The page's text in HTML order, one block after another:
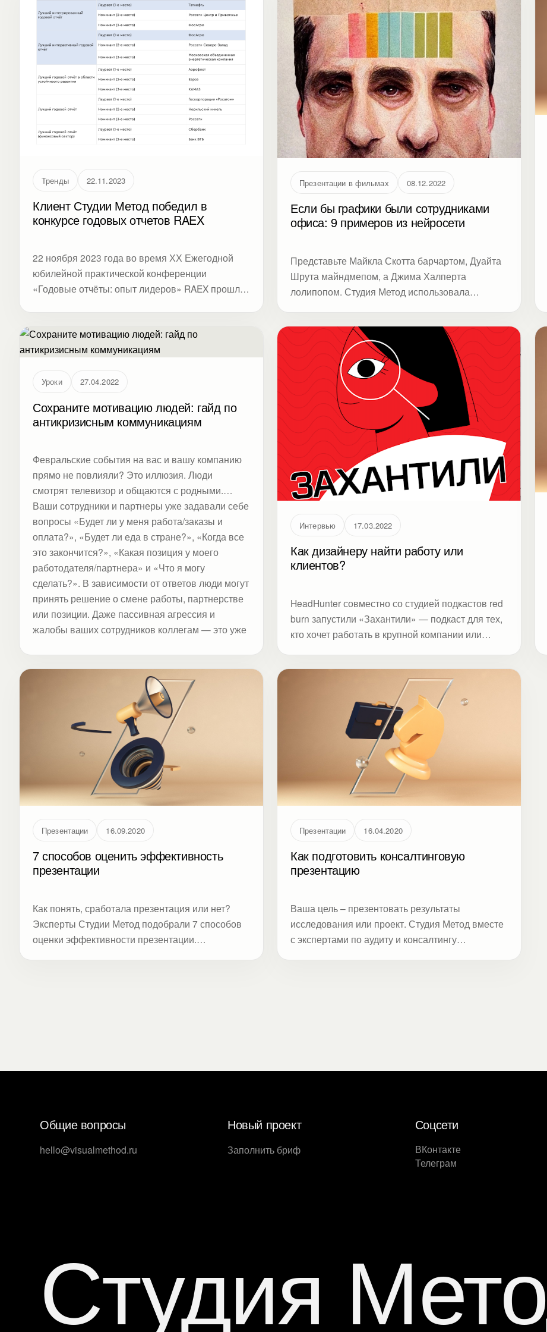
Тренды 22.11.2023
Клиент Студии Метод победил в
конкурсе годовых отчетов RAEX
22 ноября 2023 года во время ХХ Ежегодной
юбилейной практической конференции
«Годовые отчёты: опыт лидеров» RAEX прошла
2022 год».
Презентации в фильмах 08.12.2022
Если бы графики были сотрудниками
офиса: 9 примеров из нейросети
Представьте Майкла Скотта барчартом, Дуайта
Шрута майндмепом, а Джима Халперта
лолипопом. Студия Метод использовала
Уроки 27.04.2022
Сохраните мотивацию людей: гайд по
антикризисным коммуникациям
Февральские события на вас и вашу компанию
прямо не повлияли? Это иллюзия. Люди
смотрят телевизор и общаются с родными.
Ваши сотрудники и партнеры уже задавали себе
вопросы «Будет ли у меня работа/заказы и
оплата?», «Будет ли еда в стране?», «Когда все
это закончится?», «Какая позиция у моего
работодателя/партнера» и «Что я могу
сделать?». В зависимости от ответов люди могут
принять решение о смене работы, партнерстве
или позиции. Даже пассивная агрессия и
жалобы ваших сотрудников коллегам — это уже
Интервью 17.03.2022
Как дизайнеру найти работу или
клиентов?
HeadHunter совместно со студией подкастов red
burn запустили «Захантили» — подкаст для тех,
кто хочет работать в крупной компании или
вопросы сооснователю Студии Метод Виктории
Рындиной: «как устраиваться на работу
удаленно», «где искать заказчиков, если ты
фрилансер», «что поможет организовать работу
из дома», «как грамотно подойти к оформлению
документов при трудоустройстве».
Презентации 16.09.2020
7 способов оценить эффективность
презентации
Как понять, сработала презентация или нет?
Эксперты Студии Метод подобрали 7 способов
оценки эффективности презентации.
Презентации 16.04.2020
Как подготовить консалтинговую
презентацию
Ваша цель – презентовать результаты
исследования или проект. Студия Метод вместе
с экспертами по аудиту и консалтингу
Общие вопросы
hello@visualmethod.ru
Новый проект
Заполнить бриф
Соцсети
ВКонтакте
Телеграм
Студия